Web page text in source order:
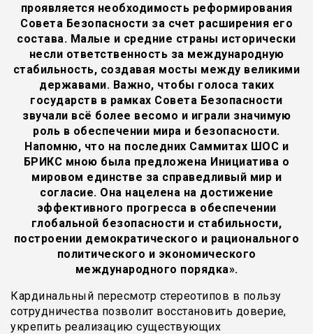
проявляется необходимость реформирования
Совета Безопасности за счет расширения его
состава. Малые и средние страны исторически
несли ответственность за международную
стабильность, создавая мосты между великими
державами. Важно, чтобы голоса таких
государств в рамках Совета Безопасности
звучали всё более весомо и играли значимую
роль в обеспечении мира и безопасности.
Напомню, что на последних Саммитах ШОС и
БРИКС мною была предложена Инициатива о
мировом единстве за справедливый мир и
согласие. Она нацелена на достижение
эффективного прогресса в обеспечении
глобальной безопасности и стабильности,
построении демократического и рационального
политического и экономического
международного порядка».
Кардинальный пересмотр стереотипов в пользу
сотрудничества позволит восстановить доверие,
укрепить реализацию существующих